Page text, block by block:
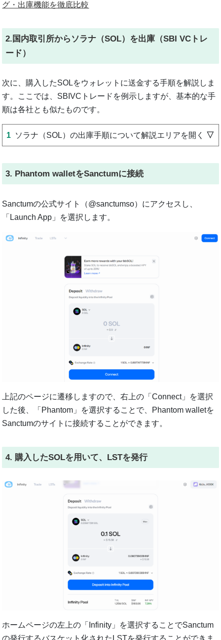
グ・出庫機能を徹底比較
2.国内取引所からソラナ（SOL）を出庫（SBI VCトレ
ード）
次に、購入したSOLをウォレットに送金する手順を解説しま
す。ここでは、SBIVCトレードを例示しますが、基本的な手
順は各社とも似たものです。
ソラナ（SOL）の出庫手順について解説エリアを開く
3. Phantom walletをSanctumに接続
Sanctumの公式サイト（@sanctumso）にアクセスし、
「Launch App」を選択します。
上記のページに遷移しますので、右上の「Connect」を選択
した後、「Phantom」を選択することで、Phantom walletを
Sanctumのサイトに接続することができます。
4. 購入したSOLを用いて、LSTを発行
ホームページの左上の「Infinity」を選択することでSanctum
の発行するバスケット化されたLSTを発行することができま